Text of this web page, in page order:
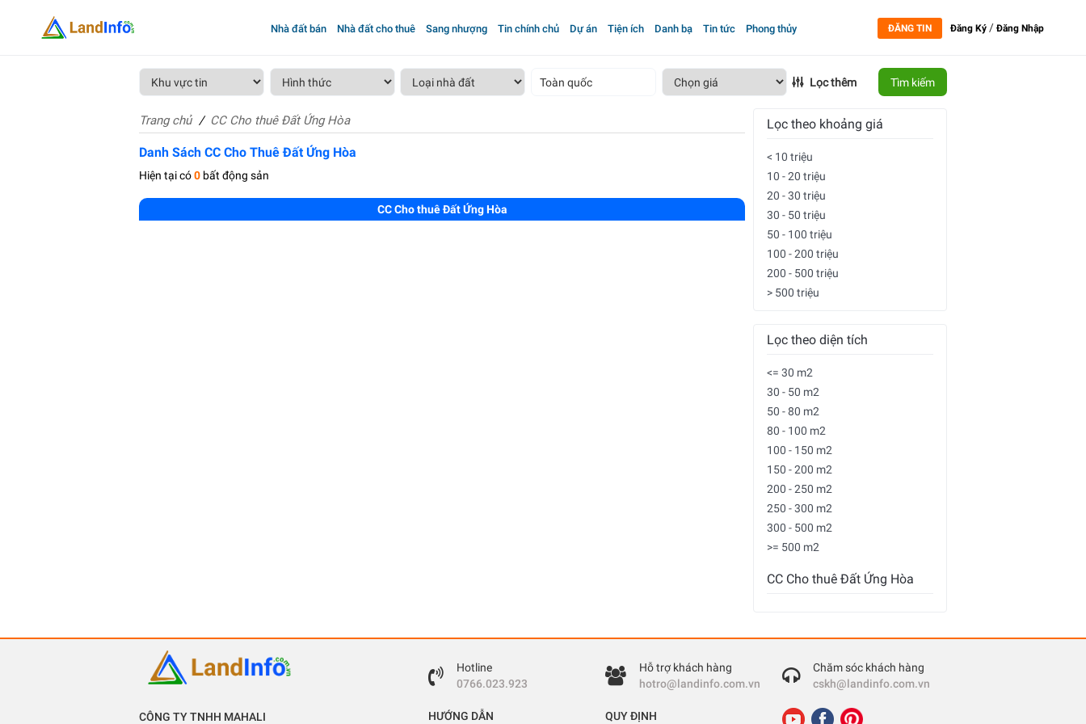
Nhà đất bán Nhà đất cho thuê Sang nhượng Tin chính chủ Dự án Tiện ích Danh bạ Tin tức Phong thủy ĐĂNG TIN Đăng Ký /Đăng Nhập
Toàn quốc Lọc thêm Tìm kiếm
Trang chủ CC Cho thuê Đất Ứng Hòa
Danh Sách CC Cho Thuê Đất Ứng Hòa
Hiện tại có0 bất động sản
CC Cho thuê Đất Ứng Hòa
Lọc theo khoảng giá
< 10 triệu
10 - 20 triệu
20 - 30 triệu
30 - 50 triệu
50 - 100 triệu
100 - 200 triệu
200 - 500 triệu
> 500 triệu
Lọc theo diện tích
<= 30 m2
30 - 50 m2
50 - 80 m2
80 - 100 m2
100 - 150 m2
150 - 200 m2
200 - 250 m2
250 - 300 m2
300 - 500 m2
>= 500 m2
CC Cho thuê Đất Ứng Hòa
CÔNG TY TNHH MAHALI
Hotline
0766.023.923
Hỗ trợ khách hàng
hotro@landinfo.com.vn
Chăm sóc khách hàng
cskh@landinfo.com.vn
HƯỚNG DẪN QUY ĐỊNH